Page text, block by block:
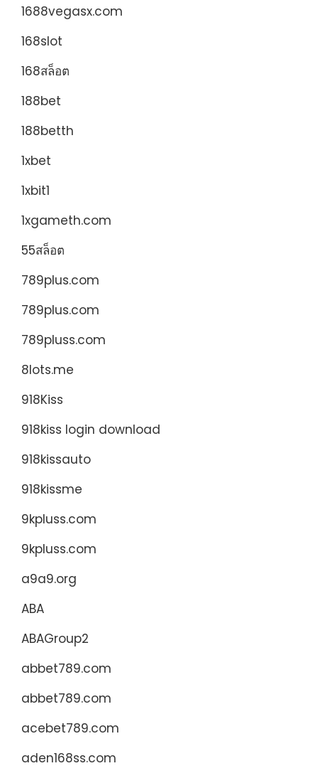
1688vegasx.com
168slot
168สล็อต
188bet
188betth
1xbet
1xbit1
1xgameth.com
55สล็อต
789plus.com
789plus.com
789pluss.com
8lots.me
918Kiss
918kiss login download
918kissauto
918kissme
9kpluss.com
9kpluss.com
a9a9.org
ABA
ABAGroup2
abbet789.com
abbet789.com
acebet789.com
aden168ss.com